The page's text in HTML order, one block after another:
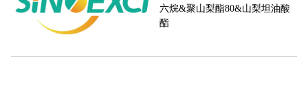
六烷&聚山梨酯80&山梨坦油酸
酯